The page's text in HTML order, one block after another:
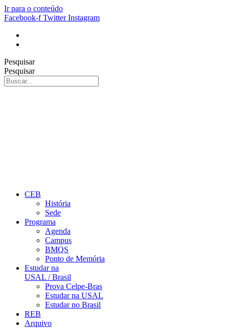
Ir para o conteúdo
Facebook-f Twitter Instagram
Pesquisar
Pesquisar
CEB
História
Sede
Programa
Agenda
Campus
BMQS
Ponto de Memória
Estudar na
USAL / Brasil
Prova Celpe-Bras
Estudar na USAL
Estudar no Brasil
REB
Arquivo